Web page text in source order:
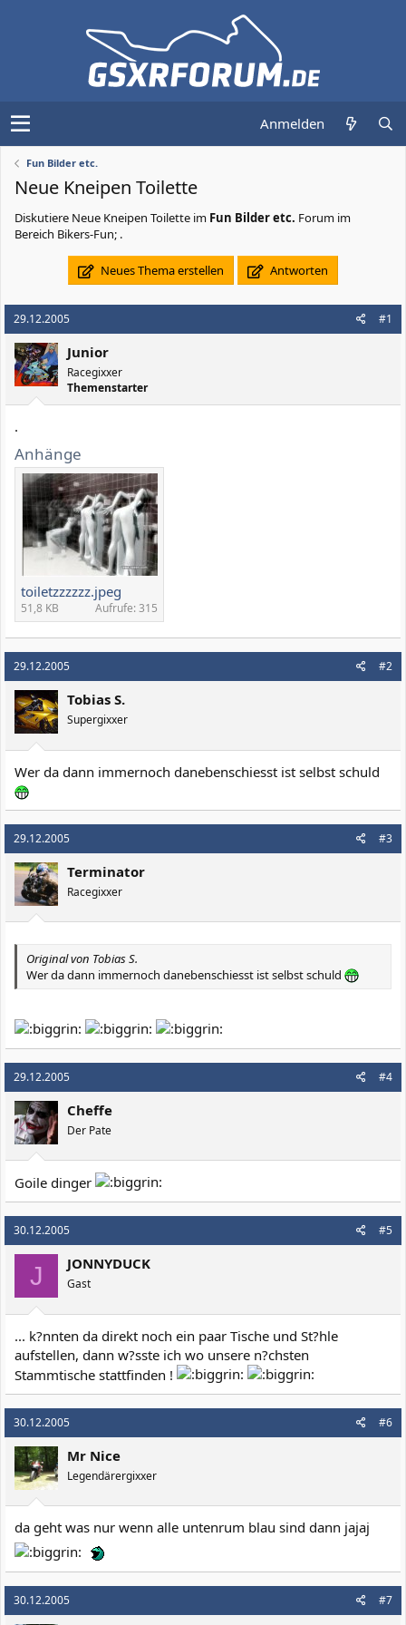
Anmelden
Fun Bilder etc.
Neue Kneipen Toilette
Diskutiere Neue Kneipen Toilette im Fun Bilder etc. Forum im
Bereich Bikers-Fun; .
Neues Thema erstellen Antworten
29.12.2005 #1
Junior
Racegixxer
Themenstarter
.
Anhänge
toiletzzzzzz.jpeg
51,8 KB Aufrufe: 315
29.12.2005 #2
Tobias S.
Supergixxer
Wer da dann immernoch danebenschiesst ist selbst schuld
29.12.2005 #3
Terminator
Racegixxer
Original von Tobias S.
Wer da dann immernoch danebenschiesst ist selbst schuld
29.12.2005 #4
Cheffe
Der Pate
Goile dinger
30.12.2005 #5
J JONNYDUCK
Gast
... k?nnten da direkt noch ein paar Tische und St?hle
aufstellen, dann w?sste ich wo unsere n?chsten
Stammtische stattfinden !
30.12.2005 #6
Mr Nice
Legendärergixxer
da geht was nur wenn alle untenrum blau sind dann jajaj
30.12.2005 #7